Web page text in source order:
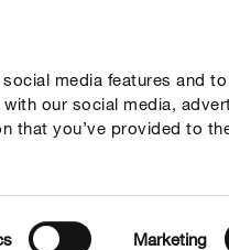
media features and
our social media,
that you’ve provided to
Marketing
Unternehmen